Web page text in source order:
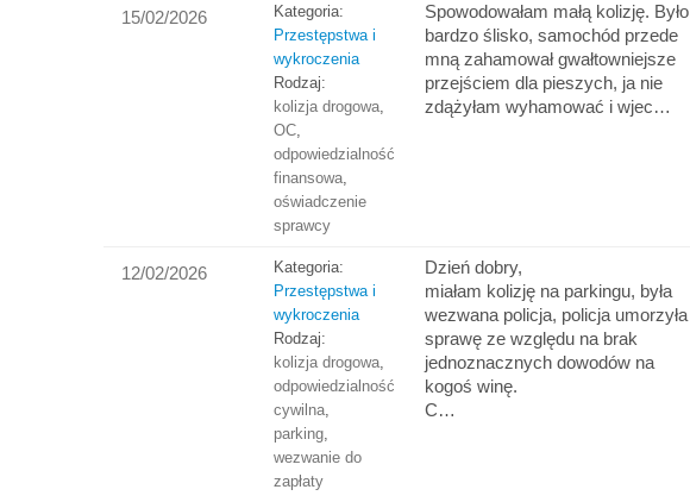
15/02/2026
Kategoria:
Przestępstwa i
wykroczenia
Rodzaj:
kolizja drogowa,
OC,
odpowiedzialność
finansowa,
oświadczenie
sprawcy
Spowodowałam małą kolizję. Było
bardzo ślisko, samochód przede
mną zahamował gwałtowniejsze
przejściem dla pieszych, ja nie
zdążyłam wyhamować i wjec…
12/02/2026
Kategoria:
Przestępstwa i
wykroczenia
Rodzaj:
kolizja drogowa,
odpowiedzialność
cywilna,
parking,
wezwanie do
zapłaty
Dzień dobry,
miałam kolizję na parkingu, była
wezwana policja, policja umorzyła
sprawę ze względu na brak
jednoznacznych dowodów na
kogoś winę.
C…